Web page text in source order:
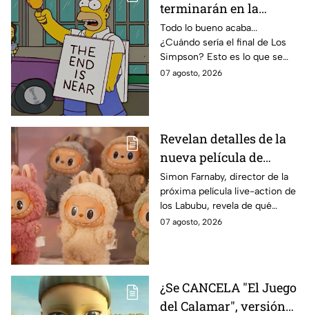
terminarán en la
temporada 40? Actriz
de Bart Simpson da
IMPACTANTE
declaración
Todo lo bueno acaba...
¿Cuándo sería el final de Los
Simpson? Esto es lo que se
sabe:
07 agosto, 2026
Revelan detalles de la
nueva película de
Labubu: de qué tratará
y cuándo se estrena
Simon Farnaby, director de la
próxima película live-action de
los Labubu, revela de qué
tratará la cinta. Aquí te
07 agosto, 2026
¿Se CANCELA "El Juego
del Calamar", versión